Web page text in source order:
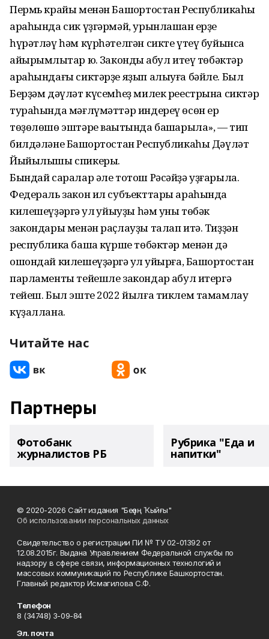
Пермь крайы менән Башҡортостан Республикаһы
араһында сик үҙгәрмәй, урынлашҡан ерҙе
һүрәтләү һәм күрһәтелгән сикте үтеү буйынса
айырымлыҡтар юҡ. Законды ҡабул итеү төбәктәр
араһындағы сиктәрҙе яҙып алыуға бәйле. Был
Берҙәм дәүләт күсемһеҙ милек реестрына сиктәр
тураһында мәғлүмәттәр индереү өсөн ер
төҙөлөшө эштәре ваҡытында башҡарыла», — тип
билдәләне Башҡортостан Республикаһы Дәүләт
Йыйылышы спикеры.
Бындай саралар әле тотош Рәсәйҙә уҙғарыла.
Федераль закон ил субъекттары араһында
килешеүҙәргә ҡул ҡуйыуҙы һәм уны төбәк
закондары менән раҫлауҙы талап итә. Тиҙҙән
республика башҡа күрше төбәктәр менән дә
ошондай килешеүҙәргә ҡул ҡуйырға, Башҡортостан
парламенты тейешле закондар ҡабул итергә
тейеш. Был эште 2022 йылға тиклем тамамлау
күҙаллана.
Читайте нас
Партнеры
Фотобанк
журналистов РБ
Рубрика "Еда и
напитки"
© 2020-2026 Сайт издания "Беҙҙең Ҡыйғы"
Об использовании персональных данных
Свидетельство о регистрации ПИ № ТУ 02-01392 от
12.08.2015г. Выдана Управлением Федеральной службы по
надзору в сфере связи, информационных технологий и
массовых коммуникаций по Республике Башкортостан.
Главный редактор Исмагилова С.Ф.
Телефон
8 (34748) 3-09-84
Эл. почта